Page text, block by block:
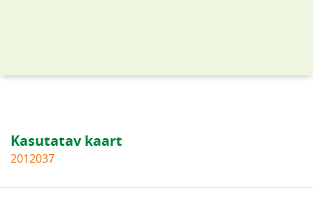
Kasutatav kaart
2012037